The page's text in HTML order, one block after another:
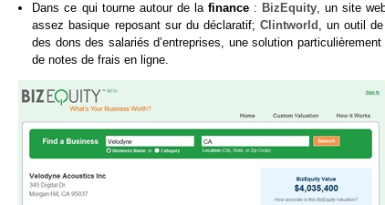
Dans ce qui tourne autour de la finance : BizEquity, un site
assez basique reposant sur du déclaratif; Clintworld , un outil
des dons des salariés d’entreprises, une solution
de notes de frais en ligne.